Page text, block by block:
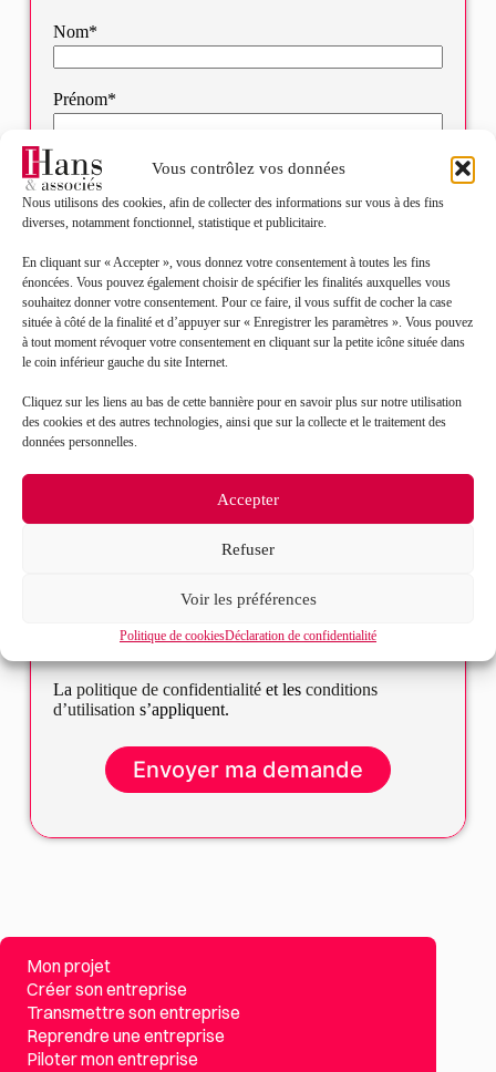
Vous contrôlez vos données
Nous utilisons des cookies, afin de collecter des informations sur vous à des fins
diverses, notamment fonctionnel, statistique et publicitaire.
En cliquant sur « Accepter », vous donnez votre consentement à toutes les fins
énoncées. Vous pouvez également choisir de spécifier les finalités auxquelles vous
souhaitez donner votre consentement. Pour ce faire, il vous suffit de cocher la case
située à côté de la finalité et d’appuyer sur « Enregistrer les paramètres ». Vous pouvez
à tout moment révoquer votre consentement en cliquant sur la petite icône située dans
le coin inférieur gauche du site Internet.
Cliquez sur les liens au bas de cette bannière pour en savoir plus sur notre utilisation
des cookies et des autres technologies, ainsi que sur la collecte et le traitement des
données personnelles.
Accepter
Refuser
Voir les préférences
Politique de cookiesDéclaration de confidentialité
Nom*
Prénom*
Mail*
Objet de votre demande*
Sélectionnez votre bureau
Message*
avec la politique de confidentialité du site*
La politique de confidentialitéet les conditions
d’utilisation s’appliquent.
Mon projet
Créer son entreprise
Transmettre son entreprise
Reprendre une entreprise
Piloter mon entreprise